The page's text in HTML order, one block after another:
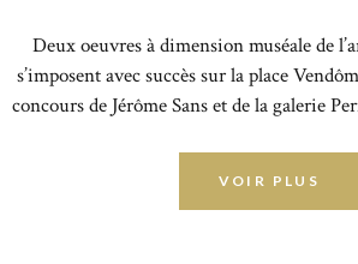
ACTUALITES
CONTACT
Deux oeuvres à dimension muséale de
s’imposent avec succès sur la place
concours de Jérôme Sans et de la galerie
VOIR PLUS